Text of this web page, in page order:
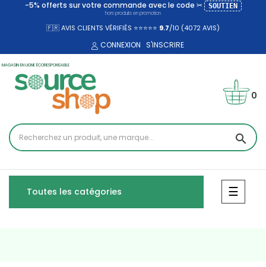
-5% offerts sur votre commande avec le code ✂ SOUTIEN
hors produits en promotion
🇫🇷 AVIS CLIENTS VÉRIFIÉS ⭐⭐⭐⭐⭐ 9.7/10 (4072AVIS)
CONNEXION S'INSCRIRE
MAGASIN EN LIGNE ÉCORESPONSABLE
search
0
Toutes les catégories ☰